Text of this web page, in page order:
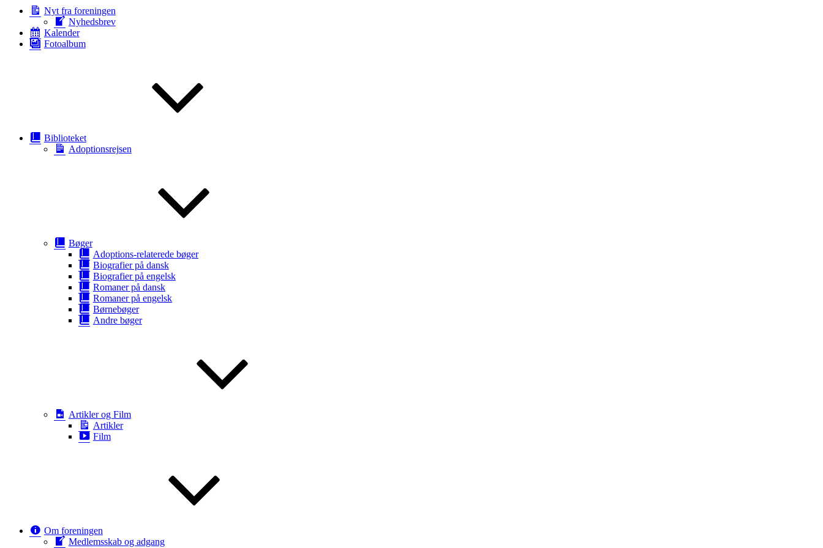
Nyt fra foreningen
Nyhedsbrev
Kalender
Fotoalbum
Biblioteket
Adoptionsrejsen
Bøger
Adoptions-relaterede bøger
Biografier på dansk
Biografier på engelsk
Romaner på dansk
Romaner på engelsk
Børnebøger
Andre bøger
Artikler og Film
Artikler
Film
Om foreningen
Medlemsskab og adgang